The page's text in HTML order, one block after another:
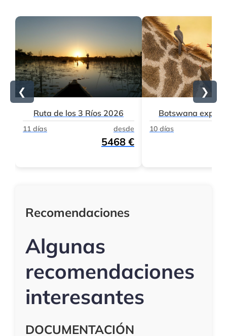
❮
Ruta de los 3 Ríos 2026
11 días desde
5468 €
Botswana
10 días
❯
Recomendaciones
Algunas
recomendaciones
interesantes
DOCUMENTACIÓN